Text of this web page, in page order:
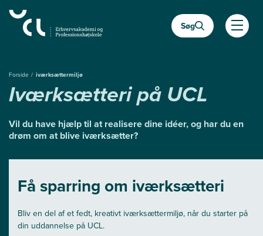
hovedindhold
Søg
Åben
Forside iværksættermiljø
Iværksætteri på UCL
Vil du have hjælp til at realisere dine idéer, og har du en
drøm om at blive iværksætter?
Få sparring om iværksætteri
Bliv en del af et fedt, kreativt iværksættermiljø, når du starter på
din uddannelse på UCL.